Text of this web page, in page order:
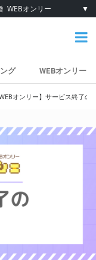
WEBオンリー ▼
グ WEBオンリー
オンリー】サービス終了の